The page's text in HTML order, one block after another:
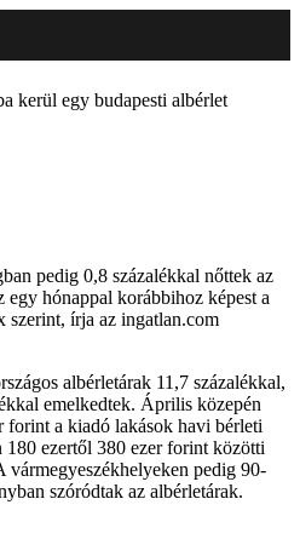
kerül egy budapesti albérlet
pedig 0,8 százalékkal nőttek az
egy hónappal korábbihoz képest a
írja az ingatlan.com
albérletárak 11,7 százalékkal,
emelkedtek. Április közepén
forint a kiadó lakások havi bérleti
ezertől 380 ezer forint közötti
vármegyeszékhelyeken pedig 90-
szóródtak az albérletárak.